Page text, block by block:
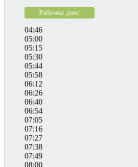
Рабочие дни:
04:46
05:00
05:15
05:30
05:44
05:58
06:12
06:26
06:40
06:54
07:05
07:16
07:27
07:38
07:49
08:00